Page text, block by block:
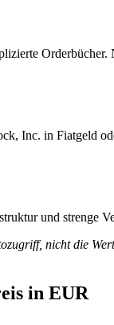
Inc. in Fiatgeld
und strenge
nicht die
in EUR